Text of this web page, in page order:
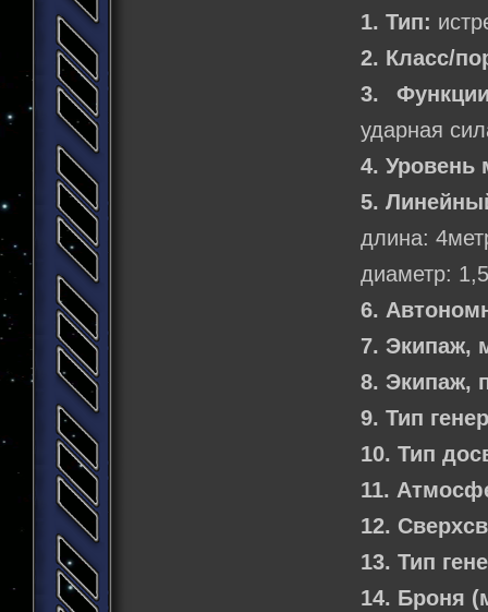
1. Тип:
2. Класс/
3.
ударная
4. Уровень
5.
длина:
диаметр:
6.
7. Экипаж,
8. Экипаж,
9. Тип
10. Тип
11.
12.
13. Тип
14. Броня